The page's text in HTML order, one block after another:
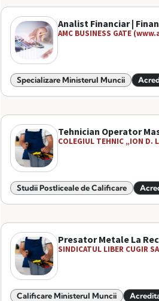
Analist Financiar |
AMC BUSINESS GATE
Specializare Ministerul Muncii
Tehnician Operator
COLEGIUL TEHNIC „ION D.
Studii Postliceale de Calificare
Presator Metale La
SINDICATUL LIBER CUGIR SA
Calificare Ministerul Muncii